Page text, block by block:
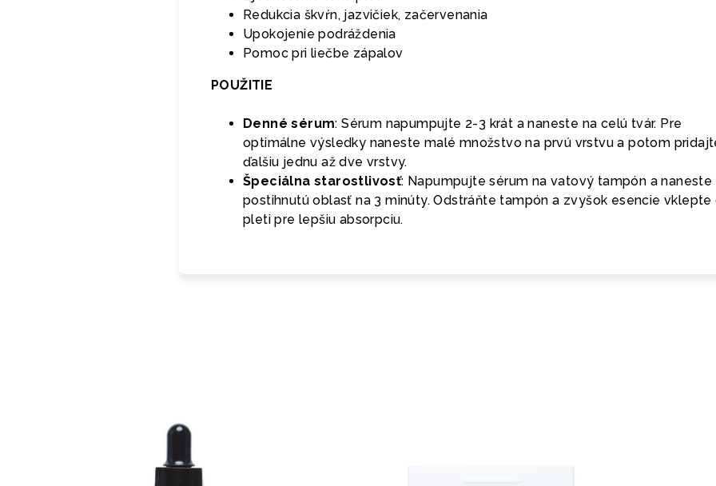
Redukcia škvŕn, jazvičiek, začervenania
Upokojenie podráždenia
Pomoc pri liečbe zápalov
POUŽITIE
Denné sérum: Sérum napumpujte 2-3 krát a naneste na celú tvár. Pre
optimálne výsledky naneste malé množstvo na prvú vrstvu a potom
ďalšiu jednu až dve vrstvy.
Špeciálna starostlivosť: Napumpujte sérum na vatový tampón a naneste
postihnutú oblasť na 3 minúty. Odstráňte tampón a zvyšok esencie vklepte
pleti pre lepšiu absorpciu.